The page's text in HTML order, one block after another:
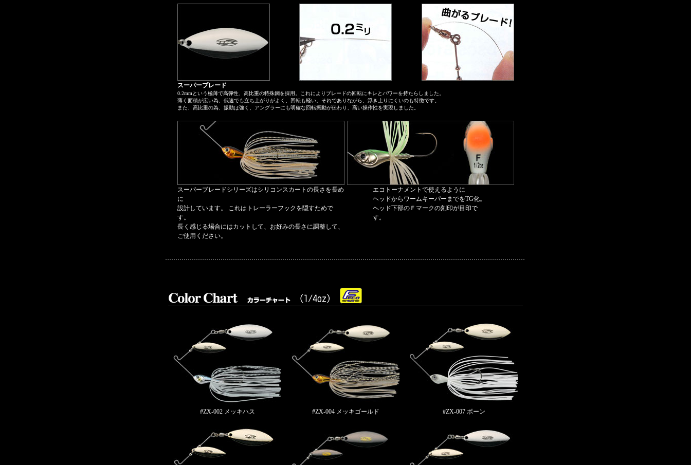
スーパーブレード
0.2mmという極薄で高弾性、高比重の特殊鋼を採用。これによりブレードの回転にキレとパワーを持たらしました。
薄く面積が広い為、低速でも立ち上がりがよく、回転も軽い。それでありながら、浮き上りにくいのも特徴です。
また、高比重の為、振動は強く、アングラーにも明確な回転振動が伝わり、高い操作性を実現しました。
スーパーブレードシリーズはシリコンスカートの長さを長め
に
設計しています。 これはトレーラーフックを隠すためで
す。
長く感じる場合にはカットして、お好みの長さに調整して、
ご使用ください。
エコトーナメントで使えるように
ヘッドからワームキーパーまでをTG化。
ヘッド下部のＦマークの刻印が目印で
す。
#ZX-002 メッキハス #ZX-004 メッキゴールド #ZX-007 ボーン